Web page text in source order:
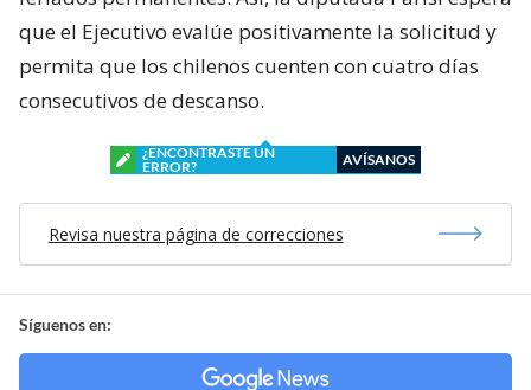
que el Ejecutivo evalúe positivamente la solicitud y
permita que los chilenos cuenten con cuatro días
consecutivos de descanso.
¿ENCONTRASTE UN
ERROR?
AVÍSANOS
Revisa nuestra página de correcciones
Síguenos en: